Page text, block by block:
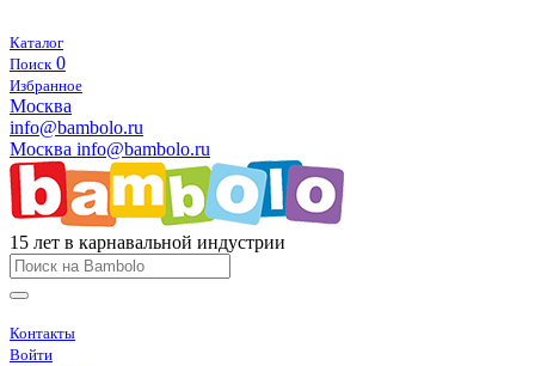
Каталог
Поиск 0
Избранное
Москва
info@bambolo.ru
Москва info@bambolo.ru
15 лет в карнавальной индустрии
Контакты
Войти